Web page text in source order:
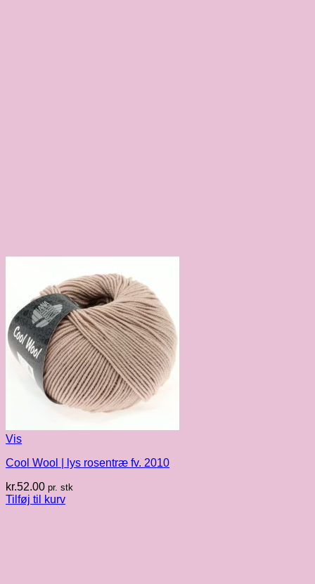
Vis
Cool Wool | lys rosentræ fv. 2010
kr.52.00 pr. stk
Tilføj til kurv